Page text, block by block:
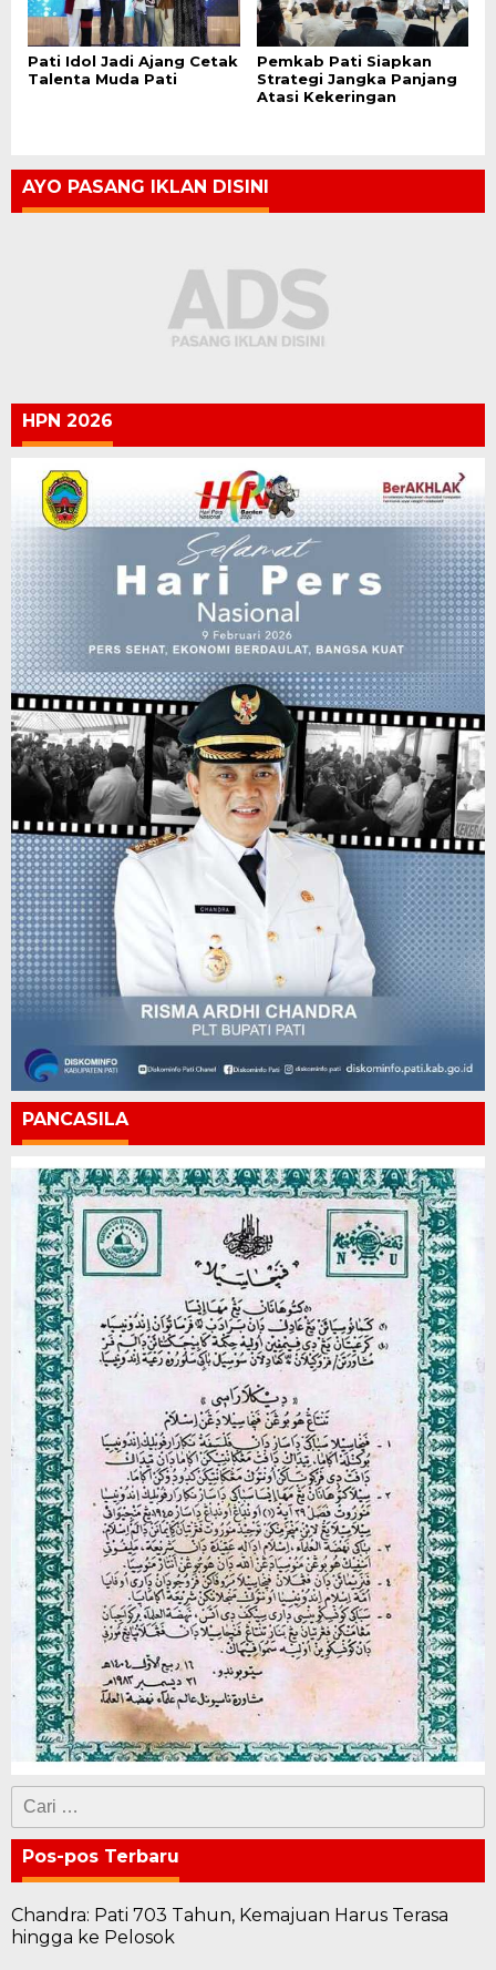
Pati Idol Jadi Ajang Cetak
Talenta Muda Pati
Pemkab Pati Siapkan
Strategi Jangka Panjang
Atasi Kekeringan
AYO PASANG IKLAN DISINI
HPN 2026
PANCASILA
Cari
untuk:
Pos-pos Terbaru
Chandra: Pati 703 Tahun, Kemajuan Harus Terasa
hingga ke Pelosok